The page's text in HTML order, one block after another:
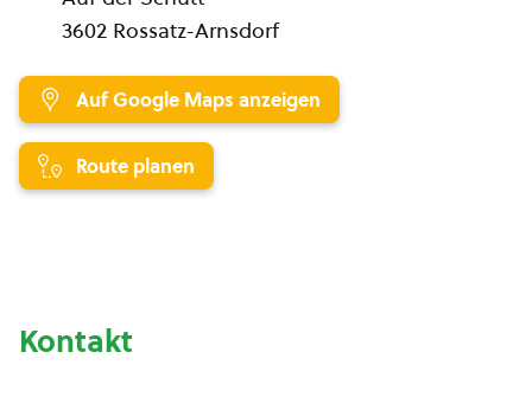
3602 Rossatz-Arnsdorf
Auf Google Maps anzeigen
Route planen
Kontakt